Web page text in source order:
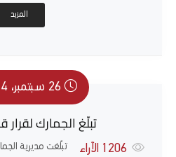
المزيد
26 سبتمبر، 2014
تبلّغ الجمارك
الآراء
تبلّغت مديرية